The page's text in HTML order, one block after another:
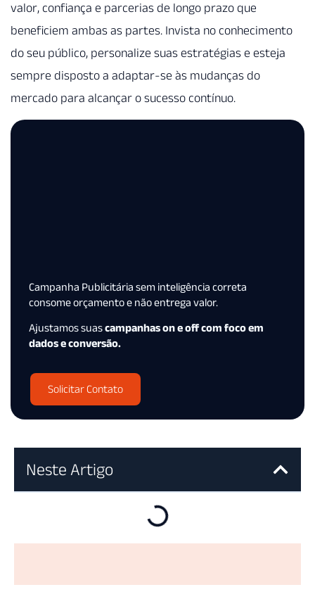
valor, confiança e parcerias de longo prazo que
beneficiem ambas as partes. Invista no conhecimento
do seu público, personalize suas estratégias e esteja
sempre disposto a adaptar-se às mudanças do
mercado para alcançar o sucesso contínuo.
Campanha Publicitária sem inteligência correta
consome orçamento e não entrega valor.
Ajustamos suascampanhas on e off com foco em
dados e conversão.
Solicitar Contato
Neste Artigo